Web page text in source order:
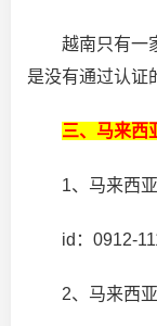
越南只有一
是没有通过认证
三、马来西
1、马来西
id：0912-
2、马来西